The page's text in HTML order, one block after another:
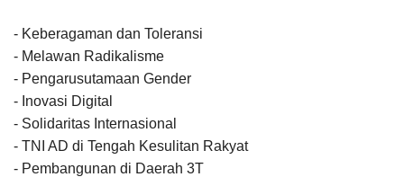
- Keberagaman dan Toleransi
- Melawan Radikalisme
- Pengarusutamaan Gender
- Inovasi Digital
- Solidaritas Internasional
- TNI AD di Tengah Kesulitan Rakyat
- Pembangunan di Daerah 3T